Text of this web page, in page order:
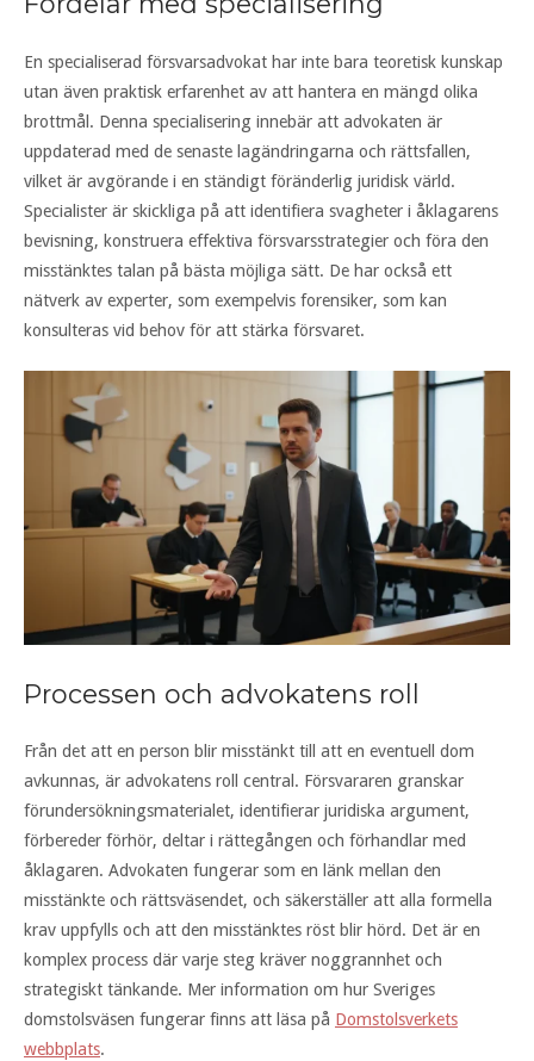
En specialiserad försvarsadvokat har inte bara teoretisk kunskap
utan även praktisk erfarenhet av att hantera en mängd olika
brottmål. Denna specialisering innebär att advokaten är
uppdaterad med de senaste lagändringarna och rättsfallen,
vilket är avgörande i en ständigt föränderlig juridisk värld.
Specialister är skickliga på att identifiera svagheter i åklagarens
bevisning, konstruera effektiva försvarsstrategier och föra den
misstänktes talan på bästa möjliga sätt. De har också ett
nätverk av experter, som exempelvis forensiker, som kan
konsulteras vid behov för att stärka försvaret.
Processen och advokatens roll
Från det att en person blir misstänkt till att en eventuell dom
avkunnas, är advokatens roll central. Försvararen granskar
förundersökningsmaterialet, identifierar juridiska argument,
förbereder förhör, deltar i rättegången och förhandlar med
åklagaren. Advokaten fungerar som en länk mellan den
misstänkte och rättsväsendet, och säkerställer att alla formella
krav uppfylls och att den misstänktes röst blir hörd. Det är en
komplex process där varje steg kräver noggrannhet och
strategiskt tänkande. Mer information om hur Sveriges
domstolsväsen fungerar finns att läsa på Domstolsverkets
webbplats.